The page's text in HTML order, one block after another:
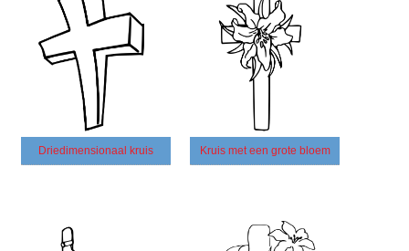
Driedimensionaal kruis Kruis met een grote bloem